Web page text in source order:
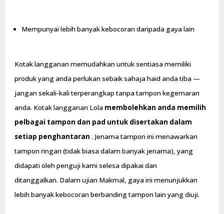
Mempunyai lebih banyak kebocoran daripada gaya lain
Kotak langganan memudahkan untuk sentiasa memiliki
produk yang anda perlukan sebaik sahaja haid anda tiba —
jangan sekali-kali terperangkap tanpa tampon kegemaran
anda. Kotak langganan Lola membolehkan anda memilih
pelbagai tampon dan pad untuk disertakan dalam
setiap penghantaran . Jenama tampon ini menawarkan
tampon ringan (tidak biasa dalam banyak jenama), yang
didapati oleh penguji kami selesa dipakai dan
ditanggalkan. Dalam ujian Makmal, gaya ini menunjukkan
lebih banyak kebocoran berbanding tampon lain yang diuji.